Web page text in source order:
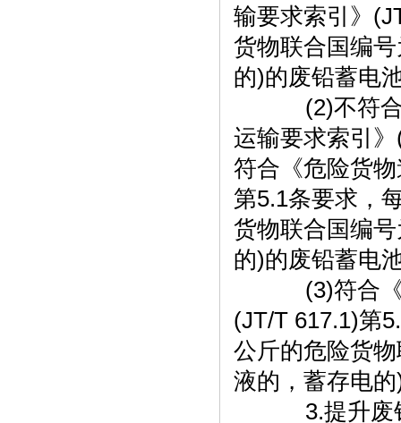
输要求索引》
货物联合国编
的)的废铅蓄电
(2)不符合
运输要求索引
符合《危险货
第5.1条要求，
货物联合国编
的)的废铅蓄电
(3)符合《
(JT/T 617.1)第
公斤的危险货
液的，蓄存电
3.提升废